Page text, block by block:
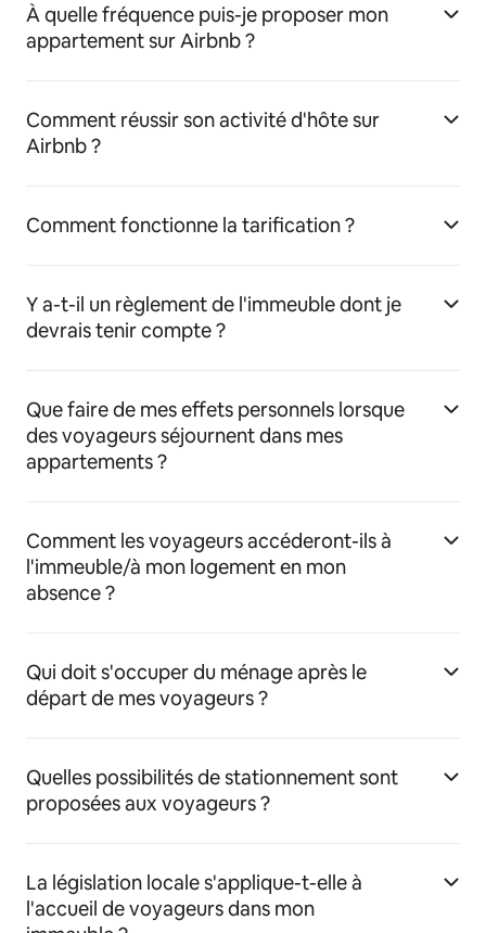
À quelle fréquence puis-je proposer mon
appartement sur Airbnb ?
Comment réussir son activité d'hôte sur
Airbnb ?
Comment fonctionne la tarification ?
Y a-t-il un règlement de l'immeuble dont je
devrais tenir compte ?
Que faire de mes effets personnels lorsque
des voyageurs séjournent dans mes
appartements ?
Comment les voyageurs accéderont-ils à
l'immeuble/à mon logement en mon
absence ?
Qui doit s'occuper du ménage après le
départ de mes voyageurs ?
Quelles possibilités de stationnement sont
proposées aux voyageurs ?
La législation locale s'applique-t-elle à
l'accueil de voyageurs dans mon